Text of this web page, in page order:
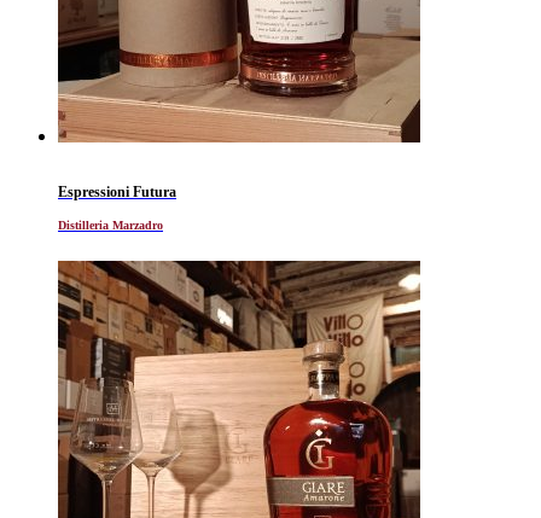
Espressioni Futura
Distilleria Marzadro